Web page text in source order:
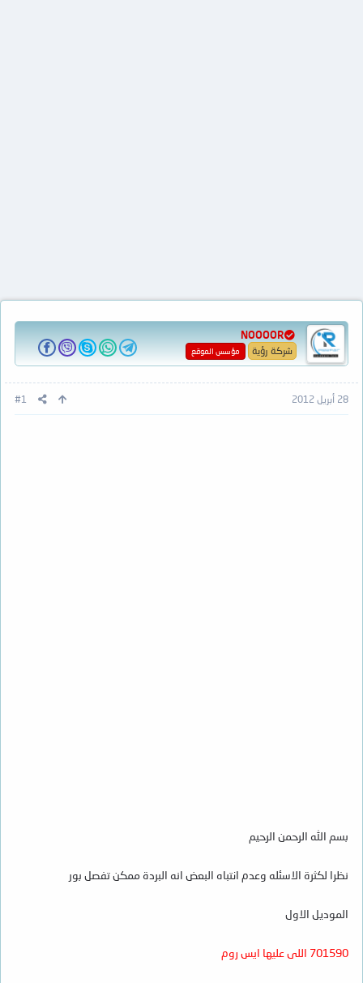
NOOOOR
شركة رؤية مؤسس الموقع
28 أبريل 2012 #1
بسم الله الرحمن الرحيم
نظرا لكثرة الاسئله وعدم انتباه البعض انه البردة ممكن تفصل بور
الموديل الاول
701590 اللى عليها ايس روم